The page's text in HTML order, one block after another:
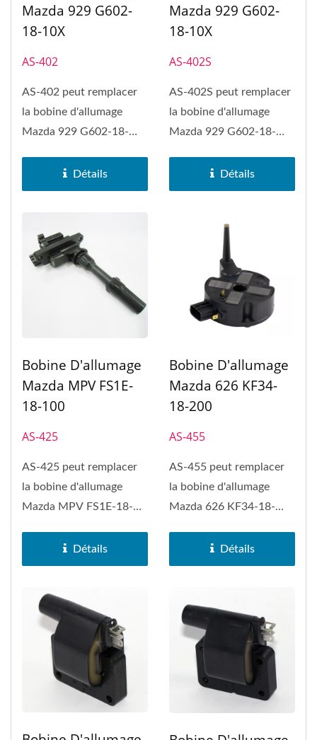
Mazda 929 G602-
18-10X
AS-402
AS-402 peut remplacer
la bobine d'allumage
Mazda 929 G602-18-
Mazda MPV.Détails
Mazda 929 G602-
18-10X
AS-402S
AS-402S peut remplacer
la bobine d'allumage
Mazda 929 G602-18-
Mazda MPV.Détails
Bobine D'allumage
Mazda MPV FS1E-
18-100
AS-425
AS-425 peut remplacer
la bobine d'allumage
Mazda MPV FS1E-18-
Détails
Bobine D'allumage
Mazda 626 KF34-
18-200
AS-455
AS-455 peut remplacer
la bobine d'allumage
Mazda 626 KF34-18-
MX-3, Mazda...
Détails